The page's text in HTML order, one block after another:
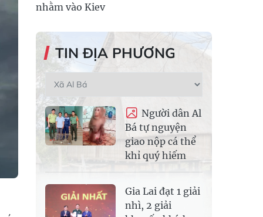
nhằm vào Kiev
TIN ĐỊA PHƯƠNG
Người dân Al
Bá tự nguyện
giao nộp cá thể
khỉ quý hiếm
Gia Lai đạt 1 giải
nhì, 2 giải